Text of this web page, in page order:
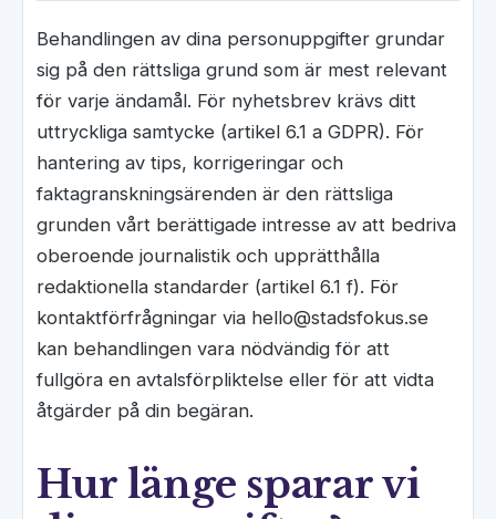
Behandlingen av dina personuppgifter grundar
sig på den rättsliga grund som är mest relevant
för varje ändamål. För nyhetsbrev krävs ditt
uttryckliga samtycke (artikel 6.1 a GDPR). För
hantering av tips, korrigeringar och
faktagranskningsärenden är den rättsliga
grunden vårt berättigade intresse av att bedriva
oberoende journalistik och upprätthålla
redaktionella standarder (artikel 6.1 f). För
kontaktförfrågningar via hello@stadsfokus.se
kan behandlingen vara nödvändig för att
fullgöra en avtalsförpliktelse eller för att vidta
åtgärder på din begäran.
Hur länge sparar vi